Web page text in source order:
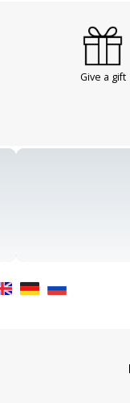
Give a gift